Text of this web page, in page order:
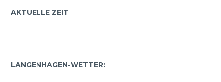
AKTUELLE ZEIT
LANGENHAGEN-WETTER: